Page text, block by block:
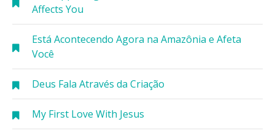
Affects You
Está Acontecendo Agora na Amazônia e Afeta
Você
Deus Fala Através da Criação
My First Love With Jesus